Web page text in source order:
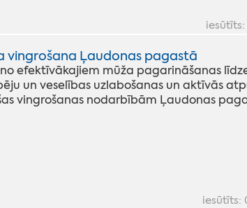
iesūtīts:
vingrošana Ļaudonas pagastā
efektīvākajiem mūža pagarināšanas
un veselības uzlabošanas un aktīvās
vingrošanas nodarbībām Ļaudonas
iesūtīts: